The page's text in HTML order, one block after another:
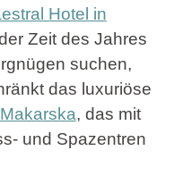
Hotel in
Zeit des Jahres
suchen,
das luxuriöse
, das mit
und Spazentren